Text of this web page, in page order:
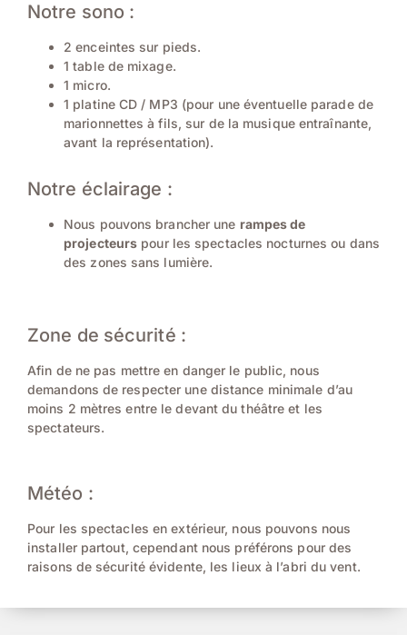
Notre sono :
2 enceintes sur pieds.
1 table de mixage.
1 micro.
1 platine CD / MP3 (pour une éventuelle parade de
marionnettes à fils, sur de la musique entraînante,
avant la représentation).
Notre éclairage :
Nous pouvons brancher une rampes de
projecteurs pour les spectacles nocturnes ou dans
des zones sans lumière.
Zone de sécurité :
Afin de ne pas mettre en danger le public, nous
demandons de respecter une distance minimale d’au
moins 2 mètres entre le devant du théâtre et les
spectateurs.
Météo :
Pour les spectacles en extérieur, nous pouvons nous
installer partout, cependant nous préférons pour des
raisons de sécurité évidente, les lieux à l’abri du vent.